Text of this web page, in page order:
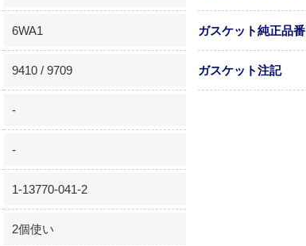
6WA1
9410 / 9709
-
-
1-13770-041-2
2個使い
ガスケット純正品番
ガスケット注記